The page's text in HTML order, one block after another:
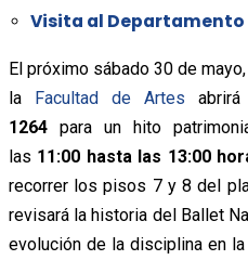
Visita al Departamento
El próximo sábado 30 de
la Facultad de Artes
1264para un hito
las 11:00 hasta las 13:00
recorrer los pisos 7 y 8 del
revisará la historia del Ballet
evolución de la disciplina en